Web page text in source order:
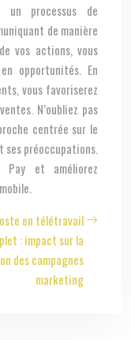
un processus de
de manière
vos actions, vous
opportunités. En
vous favoriserez
N’oubliez pas
centrée sur le
préoccupations.
Pay et améliorez
en télétravail
: impact sur la
des campagnes
marketing